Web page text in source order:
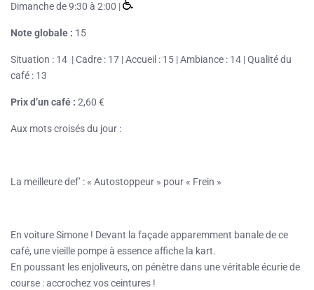
Dimanche de 9:30 à 2:00 |
Note globale : 15
Situation : 14 | Cadre : 17 | Accueil : 15 | Ambiance : 14 | Qualité du
café : 13
Prix d’un café : 2,60 €
Aux mots croisés du jour :
La meilleure def’ : « Autostoppeur » pour « Frein »
En voiture Simone ! Devant la façade apparemment banale de ce
café, une vieille pompe à essence affiche la kart.
En poussant les enjoliveurs, on pénètre dans une véritable écurie de
course : accrochez vos ceintures !